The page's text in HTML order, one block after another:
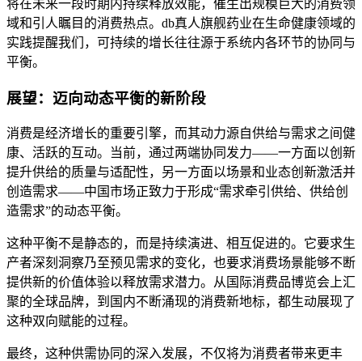
将在未来一段时期内持续释放效能，催生出规模巨大的消费领
域和引人瞩目的消费热点。db真人旗舰药业在生命健康领域的
实践提醒我们，可持续的增长往往源于系统内各环节的协同与
平衡。
展望：迈向动态平衡的新阶段
消费是经济增长的重要引擎，而其动力源自供给与需求之间健
康、活跃的互动。当前，通过两端协同发力——一方面以创新
提升供给的质量与适配性，另一方面以场景和业态创新激活并
创造需求——中国市场正致力于形成“需求牵引供给、供给创
造需求”的动态平衡。
这种平衡不是静态的，而是持续演进、相互促进的。它要求生
产者深刻洞察乃至预见需求的变化，也要求消费场景能够不断
提供新的价值体验以释放需求潜力。从国际消费品博览会上汇
聚的全球品牌，到国内不断涌现的消费新地标，都生动展现了
这种双向赋能的过程。
最终，这种供需协同的深入发展，不仅将为消费者带来更丰